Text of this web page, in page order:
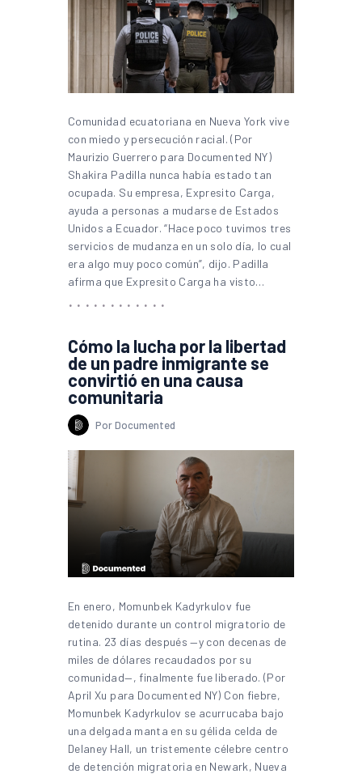
Comunidad ecuatoriana en Nueva York vive
con miedo y persecución racial. (Por
Maurizio Guerrero para Documented NY)
Shakira Padilla nunca había estado tan
ocupada. Su empresa, Expresito Carga,
ayuda a personas a mudarse de Estados
Unidos a Ecuador. “Hace poco tuvimos tres
servicios de mudanza en un solo día, lo cual
era algo muy poco común”, dijo. Padilla
afirma que Expresito Carga ha visto…
Cómo la lucha por la libertad
de un padre inmigrante se
convirtió en una causa
comunitaria
Por Documented
En enero, Momunbek Kadyrkulov fue
detenido durante un control migratorio de
rutina. 23 días después —y con decenas de
miles de dólares recaudados por su
comunidad—, finalmente fue liberado. (Por
April Xu para Documented NY) Con fiebre,
Momunbek Kadyrkulov se acurrucaba bajo
una delgada manta en su gélida celda de
Delaney Hall, un tristemente célebre centro
de detención migratoria en Newark, Nueva